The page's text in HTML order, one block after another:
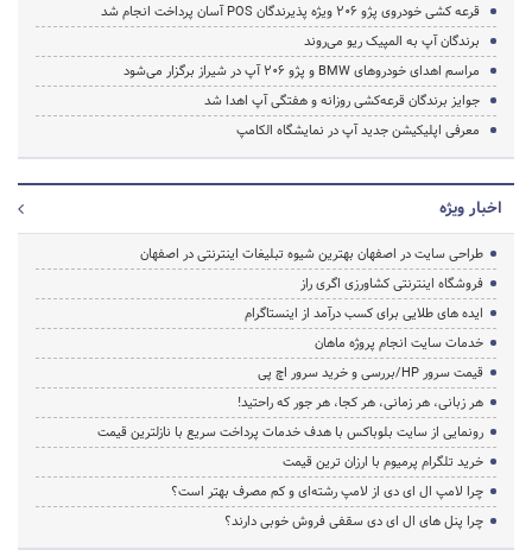
قرعه کشی خودروی پژو 206 ویژه پذیرندگان POS آسان پرداخت انجام شد
برندگان آپ به المپیک ریو می‌روند
مراسم اهدای خودروهای BMW و پژو 206 آپ در شیراز برگزار می‌شود
جوایز برندگان قرعه‌کشی روزانه و هفتگی آپ اهدا شد
معرفی اپلیکیشن جدید آپ در نمایشگاه الکامپ
اخبار ویژه
طراحی سایت در اصفهان بهترین شیوه تبلیغات اینترنتی در اصفهان
فروشگاه اینترنتی کشاورزی اگری راز
ایده های طلایی برای کسب درآمد از اینستاگرام
خدمات سایت انجام پروژه ماهان
قیمت سرور HP/بررسی و خرید سرور اچ پی
هر زبانی، هر زمانی، هر کجا، هر جور که راحتید!
رونمایی از سایت بلوباکس با هدف خدمات پرداخت سریع با نازلترین قیمت
خرید تلگرام پرمیوم با ارزان ترین قیمت
چرا لامپ ال ای دی از لامپ رشته‌ای و کم مصرف بهتر است؟
چرا پنل های ال ای دی سقفی فروش خوبی دارند؟